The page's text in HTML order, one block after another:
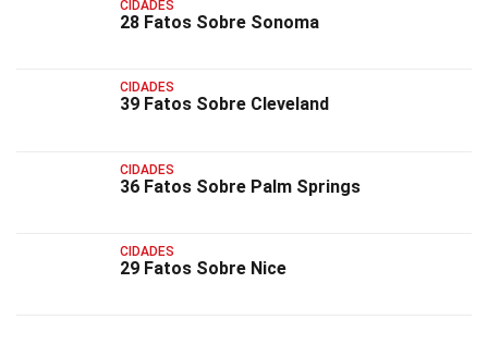
CIDADES
28 Fatos Sobre Sonoma
CIDADES
39 Fatos Sobre Cleveland
CIDADES
36 Fatos Sobre Palm Springs
CIDADES
29 Fatos Sobre Nice